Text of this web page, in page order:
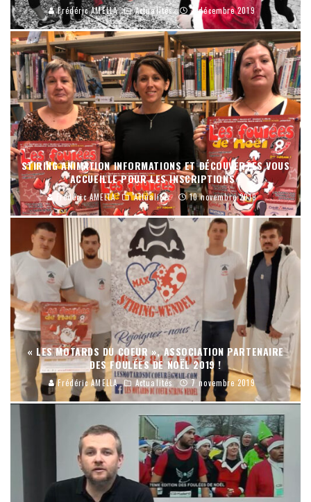
Frédéric AMELLA Actualités 7 décembre 2019
STIRING ANIMATION INFORMATIONS ET DÉCOUVERTES VOUS
ACCUEILLE POUR LES INSCRIPTIONS !
Frédéric AMELLA Actualités 10 novembre 2019
« LES MOTARDS DU COEUR », ASSOCIATION PARTENAIRE
DES FOULÉES DE NOËL 2019 !
Frédéric AMELLA Actualités 7 novembre 2019